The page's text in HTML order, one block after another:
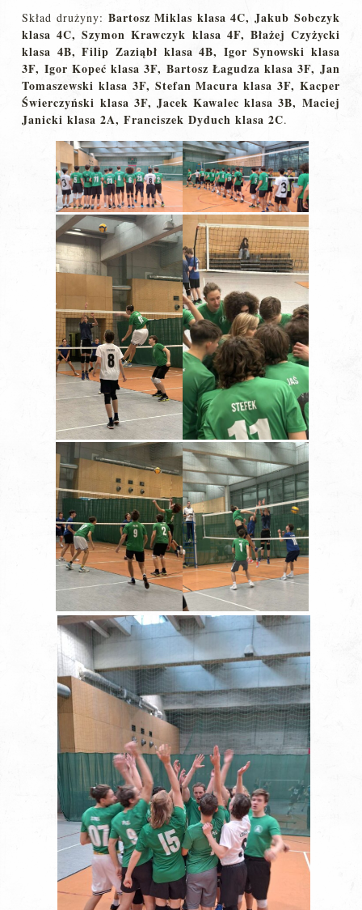
Skład drużyny: Bartosz Miklas klasa 4C, Jakub Sobczyk
klasa 4C, Szymon Krawczyk klasa 4F, Błażej Czyżycki
klasa 4B, Filip Zaziąbł klasa 4B, Igor Synowski klasa
3F, Igor Kopeć klasa 3F, Bartosz Łagudza klasa 3F, Jan
Tomaszewski klasa 3F, Stefan Macura klasa 3F, Kacper
Świerczyński klasa 3F, Jacek Kawalec klasa 3B, Maciej
Janicki klasa 2A, Franciszek Dyduch klasa 2C.